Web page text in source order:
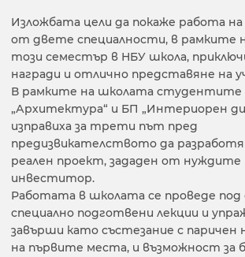
Изложбата цели да покаже работа
от двете специалности, в рамките
този семестър в НБУ школа,
награди и отлично представяне на
В рамките на школата
„Архитектура“ и БП „Интериорен
изправиха за трети път пред
предизвикателството да
реален проект, зададен от нуждите
инвеститор.
Работата в школата се проведе
специално подготвени лекции и
завърши като състезание с паричен
на първите места, и възможност за